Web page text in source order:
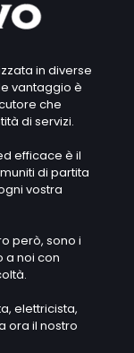
in diverse
vantaggio è
che
di servizi.
efficace è il
di partita
vostra
però, sono i
a noi con
elettricista,
ora il nostro